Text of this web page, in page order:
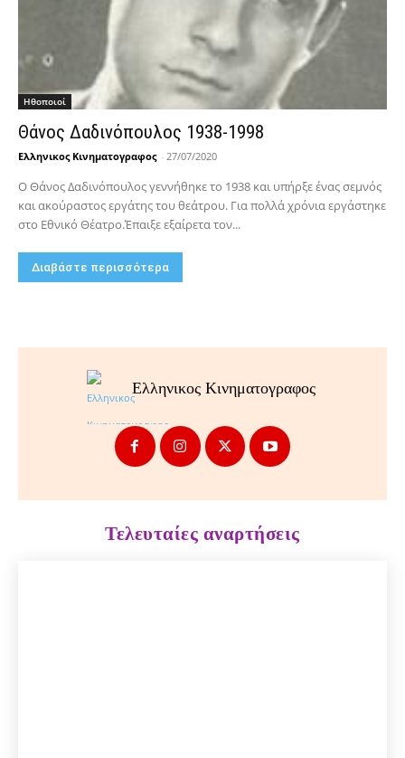
Hθοποιοί
Θάνος Δαδινόπουλος 1938-1998
Ελληνικος Κινηματογραφος - 27/07/2020
Ο Θάνος Δαδινόπουλος γεννήθηκε το 1938 και υπήρξε ένας σεμνός
και ακούραστος εργάτης του θεάτρου. Για πολλά χρόνια εργάστηκε
στο Εθνικό Θέατρο.Έπαιξε εξαίρετα τον...
Διαβάστε περισσότερα
Ελληνικος Κινηματογραφος
Τελευταίες αναρτήσεις